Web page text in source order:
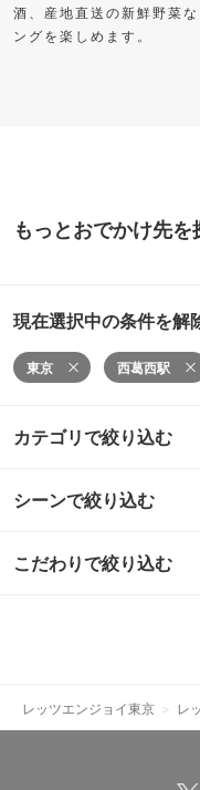
酒、産地直送の新鮮野菜
ングを楽しめます。
もっとおでかけ先を
現在選択中の条件を解
東京 西葛西駅
カテゴリで絞り込む
シーンで絞り込む
こだわりで絞り込む
レッツエンジョイ東京 レ